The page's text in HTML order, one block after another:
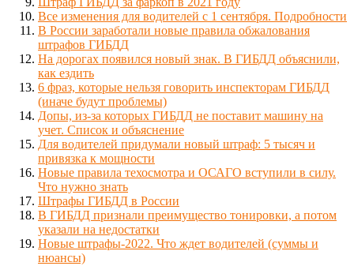
Все изменения для водителей с 1 сентября. Подробности
В России заработали новые правила обжалования
штрафов ГИБДД
На дорогах появился новый знак. В ГИБДД объяснили,
как ездить
6 фраз, которые нельзя говорить инспекторам ГИБДД
(иначе будут проблемы)
Допы, из-за которых ГИБДД не поставит машину на
учет. Список и объяснение
Для водителей придумали новый штраф: 5 тысяч и
привязка к мощности
Новые правила техосмотра и ОСАГО вступили в силу.
Что нужно знать
Штрафы ГИБДД в России
В ГИБДД признали преимущество тонировки, а потом
указали на недостатки
Новые штрафы-2022. Что ждет водителей (суммы и
нюансы)